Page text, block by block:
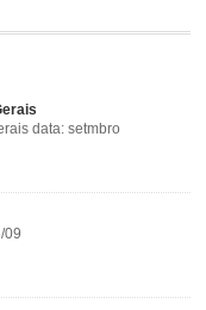
data: setmbro
09